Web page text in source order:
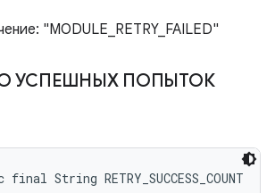
"MODULE_RETRY_FAILED"
УСПЕШНЫХ ПОПЫТОК
String RETRY_SUCCESS_COUNT